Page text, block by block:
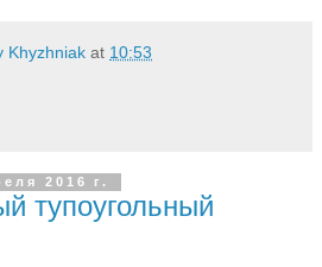
Khyzhniak at 10:53
2016 г.
тупоугольный